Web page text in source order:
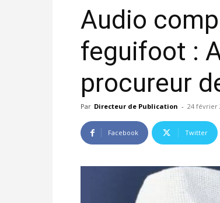
Audio
feguifoot :
procureur
Par Directeur de Publication - 24 février
Facebook Twitter